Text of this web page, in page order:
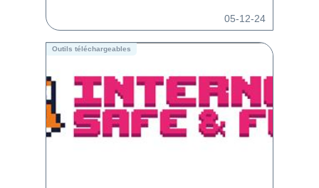
05-12-24
Outils téléchargeables